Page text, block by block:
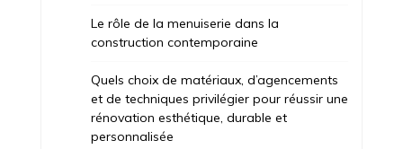
Le rôle de la menuiserie dans la
construction contemporaine
Quels choix de matériaux, d’agencements
et de techniques privilégier pour réussir une
rénovation esthétique, durable et
personnalisée